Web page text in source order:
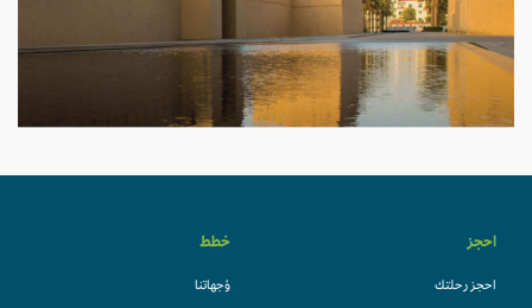
احجز
احجز رحلتك
خطط
وُجهاتنا